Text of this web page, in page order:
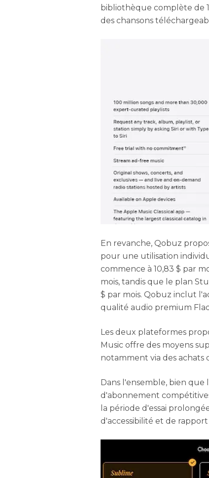
bibliothèque complète de
des chansons
En revanche, Qobuz
pour une utilisation
commence à 10,83 $ par
mois, tandis que le plan
$ par mois. Qobuz inclut
qualité audio premium
Les deux plateformes
Music offre des moyens
notamment via des achats
Dans l'ensemble, bien que
d'abonnement
la période d'essai
d'accessibilité et de